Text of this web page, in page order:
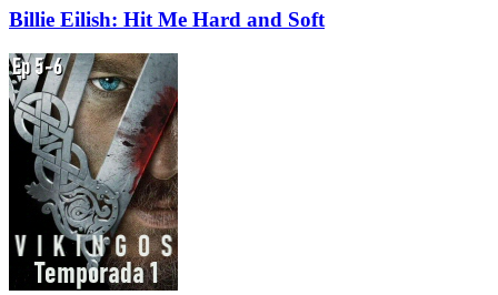
Billie Eilish: Hit Me Hard and Soft